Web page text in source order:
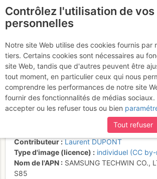
Montée dans la
ouest, sous le Roc
Saint-Pères
23 juin 2008 21:29
Contributeur
Laurent DUPONT
Type d'image (licence)
individuel (CC
Nom de l'APN
SAMSUNG TECHWIN CO.,
S85
Contrôlez l'utilisation de vos
personnelles
Notre site Web utilise des cookies fournis par
tiers. Certains cookies sont nécessaires au
site Web, tandis que d'autres peuvent être
tout moment, en particulier ceux qui nous
comprendre les performances de notre site
fournir des fonctionnalités de médias sociaux.
accepter ou les refuser tous ou bien
Tout refuser